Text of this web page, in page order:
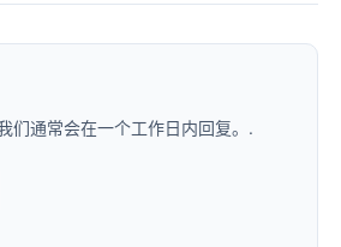
们通常会在一个工作日内回复。.